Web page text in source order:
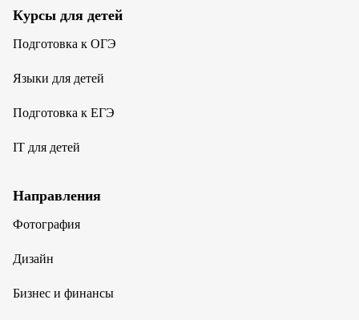
Курсы для детей
Подготовка к ОГЭ
Языки для детей
Подготовка к ЕГЭ
IT для детей
Направления
Фотография
Дизайн
Бизнес и финансы